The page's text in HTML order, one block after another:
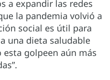
a expandir las redes
la pandemia volvió a
social es útil para
una dieta saludable
golpeen aún más